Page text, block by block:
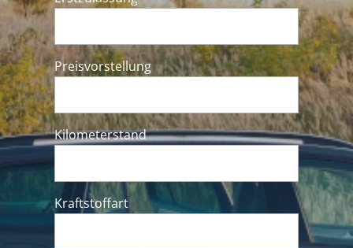
Preisvorstellung
Kilometerstand
Kraftstoffart